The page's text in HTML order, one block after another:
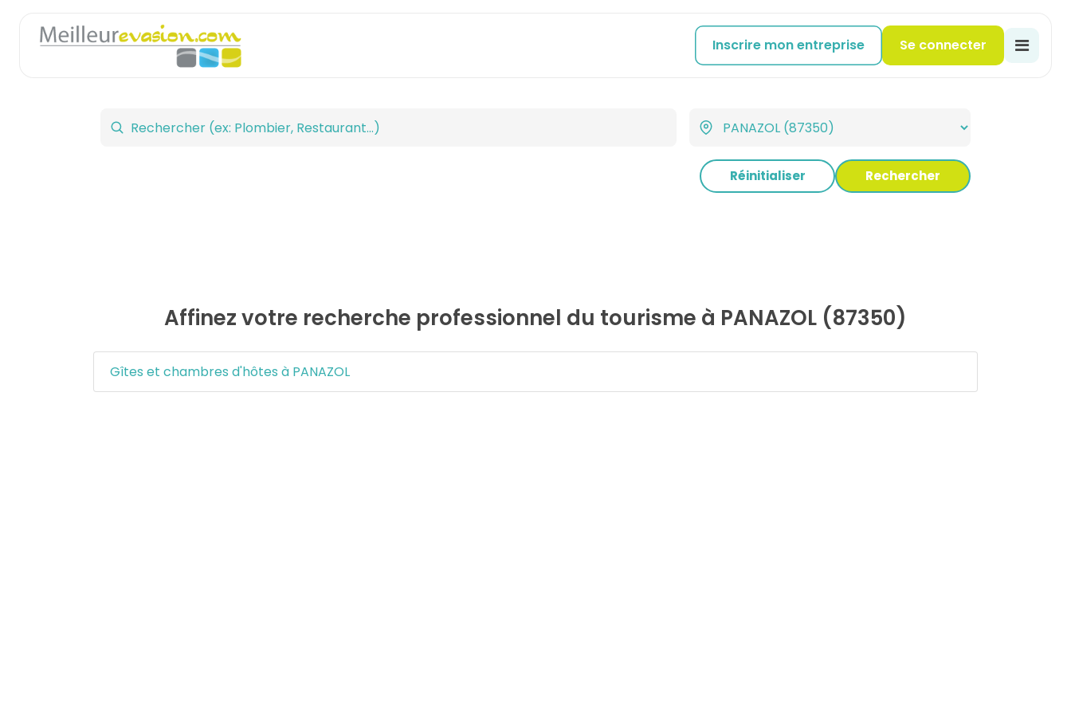
Inscrire mon entreprise Se connecter
Réinitialiser Rechercher
Affinez votre recherche professionnel du tourisme à PANAZOL (87350)
Gîtes et chambres d'hôtes à PANAZOL